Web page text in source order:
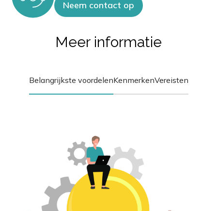
Neem contact op
Meer informatie
Belangrijkste voordelenKenmerkenVereisten